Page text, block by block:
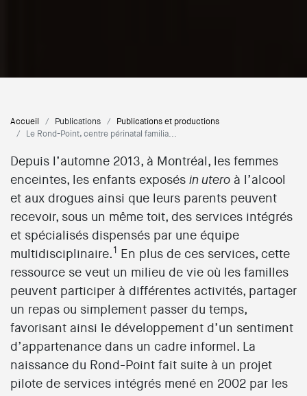
Accueil Publications
Publications et productions
Le Rond-Point, centre périnatal familia...
Depuis l’automne 2013, à Montréal, les femmes
enceintes, les enfants exposés in utero à l’alcool
et aux drogues ainsi que leurs parents peuvent
recevoir, sous un même toit, des services intégrés
et spécialisés dispensés par une équipe
multidisciplinaire.1 En plus de ces services, cette
ressource se veut un milieu de vie où les familles
peuvent participer à différentes activités, partager
un repas ou simplement passer du temps,
favorisant ainsi le développement d’un sentiment
d’appartenance dans un cadre informel. La
naissance du Rond-Point fait suite à un projet
pilote de services intégrés mené en 2002 par les